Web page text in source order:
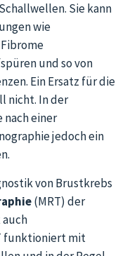
Sie kann
wie
und so von
Ein Ersatz für die
nicht. In der
einer
jedoch ein
von Brustkrebs
(MRT) der
auch
funktioniert mit